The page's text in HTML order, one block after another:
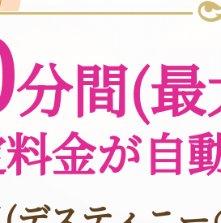
分間(
金が自